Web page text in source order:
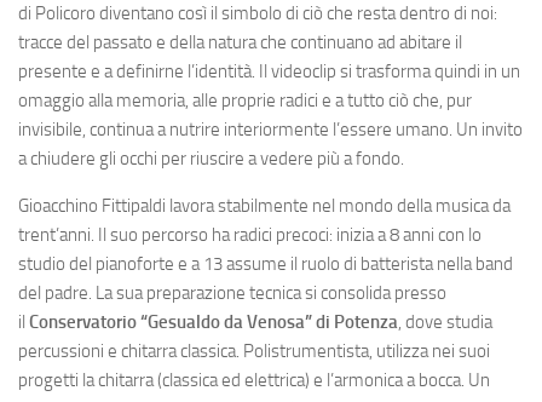
di Policoro diventano così il simbolo di ciò che resta dentro di noi:
tracce del passato e della natura che continuano ad abitare il
presente e a definirne l’identità. Il videoclip si trasforma quindi in un
omaggio alla memoria, alle proprie radici e a tutto ciò che, pur
invisibile, continua a nutrire interiormente l’essere umano. Un invito
a chiudere gli occhi per riuscire a vedere più a fondo.
Gioacchino Fittipaldi lavora stabilmente nel mondo della musica da
trent’anni. Il suo percorso ha radici precoci: inizia a 8 anni con lo
studio del pianoforte e a 13 assume il ruolo di batterista nella band
del padre. La sua preparazione tecnica si consolida presso
il Conservatorio “Gesualdo da Venosa” di Potenza, dove studia
percussioni e chitarra classica. Polistrumentista, utilizza nei suoi
progetti la chitarra (classica ed elettrica) e l’armonica a bocca. Un